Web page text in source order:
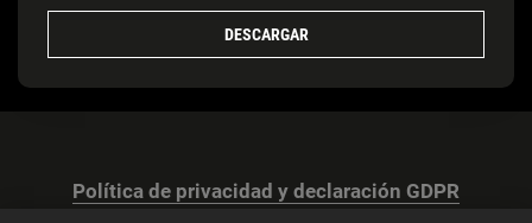
DESCARGAR
Política de privacidad y declaración GDPR